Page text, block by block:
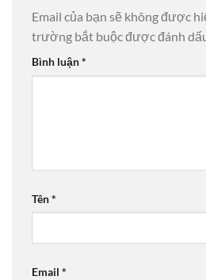
Email của bạn sẽ không được
trường bắt buộc được đánh
Bình luận*
Tên*
Email *